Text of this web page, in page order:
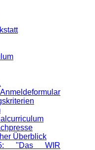
Überblick
"Das WIR